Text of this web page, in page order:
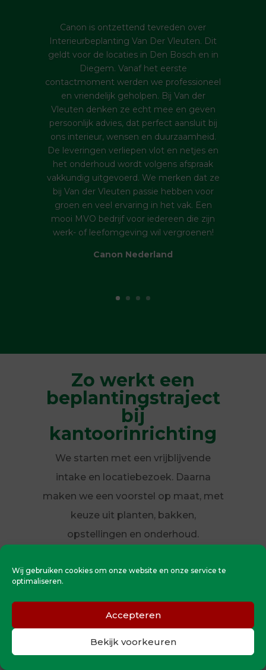
Wij gebruiken cookies om onze website en onze service te
optimaliseren.
Accepteren
Bekijk voorkeuren
Canon is ontzettend tevreden over
Interieurbeplanting Van Der Vleuten. Dit
geldt voor de locaties in Den Bosch en in
Diegem. Vanaf het eerste
contactmoment werden we professioneel
en vriendelijk geholpen. Bij Van der
Vleuten denken ze echt mee en geven
persoonlijk advies, dat perfect aansluit bij
ons interieur, wensen en duurzaamheid.
De leveringen verliepen vlot en netjes en
het onderhoud wordt volgens afspraak
vakkundig uitgevoerd. We merken dat ze
bij Van der Vleuten passie hebben voor
groen en veel ervaring in het vak. Een
mooi MVO bedrijf voor iedereen die zijn
werk- of leefomgeving wil vergroenen!
Canon Nederland
Zo werkt een
beplantingstraject
bij
kantoorinrichting
We starten met een vrijblijvende
intake en locatiebezoek. Daarna
maken we een voorstel op maat, met
keuze uit planten, bakken,
opstellingen en onderhoud.
aanspreekpunt, heldere afspraken,
geen verrassingen